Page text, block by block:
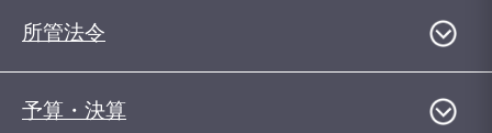
所管法令
予算・決算